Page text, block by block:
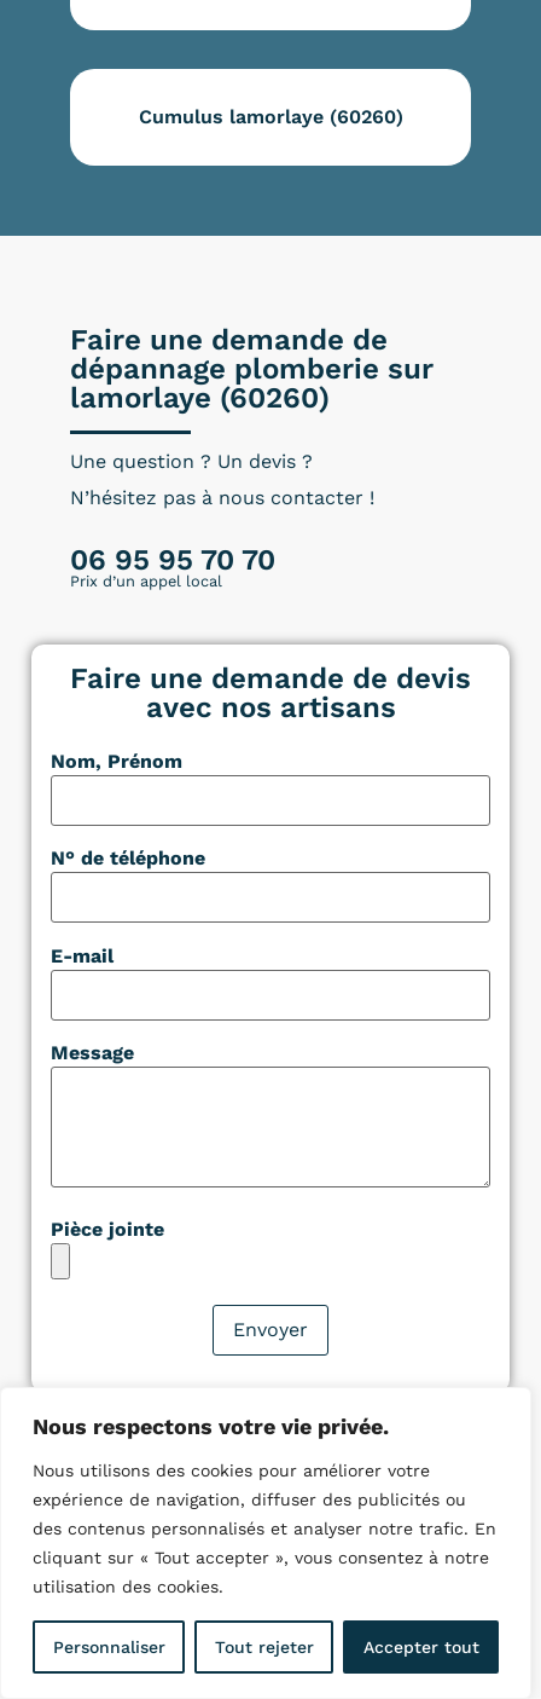
Nous respectons votre vie privée.
Nous utilisons des cookies pour améliorer votre
expérience de navigation, diffuser des publicités ou
des contenus personnalisés et analyser notre trafic. En
cliquant sur « Tout accepter », vous consentez à notre
utilisation des cookies.
Personnaliser Tout rejeter Accepter tout
Cumulus lamorlaye (60260)
Faire une demande de
dépannage plomberie sur
lamorlaye (60260)
Une question ? Un devis ?
N’hésitez pas à nous contacter !
06 95 95 70 70
Prix d’un appel local
Faire une demande de devis
avec nos artisans
Nom, Prénom
N° de téléphone
E-mail
Message
Pièce jointe
Quelques villes ou nous
intervenons :
Plombier Beauvais
Plombier Compiègne
Plombier Creil